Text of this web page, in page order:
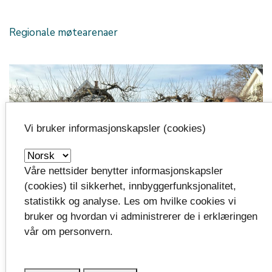
Regionale møtearenaer
- Fredningen er rørende og symboltung
Vi bruker informasjonskapsler (cookies)
Våre nettsider benytter informasjonskapsler
(cookies) til sikkerhet, innbyggerfunksjonalitet,
statistikk og analyse. Les om hvilke cookies vi
bruker og hvordan vi administrerer de i erklæringen
vår om personvern.